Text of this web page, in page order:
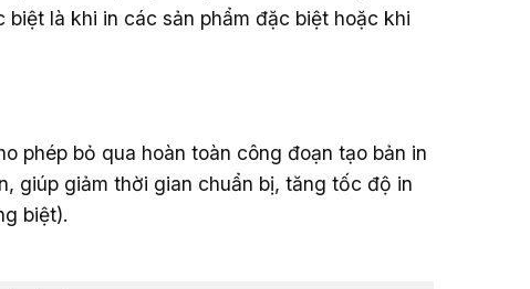
là khi in các sản phẩm đặc biệt hoặc khi
phép bỏ qua hoàn toàn công đoạn tạo bản in
giúp giảm thời gian chuẩn bị, tăng tốc độ in
biệt).